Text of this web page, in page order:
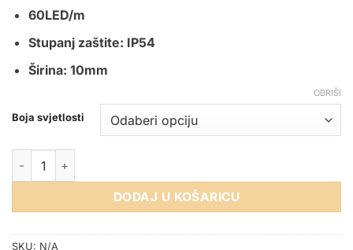
60LED/m
Stupanj zaštite: IP54
Širina: 10mm
Boja svjetlosti
OBRIŠI
LED TRAKA 5050 12V 14.4W 60SMD/m IP54 5m količina
DODAJ U KOŠARICU
SKU: N/A